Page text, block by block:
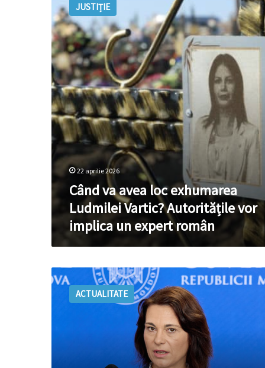
avea
loc
exhumarea
Ludmilei
Vartic?
Autoritățile
vor
implica
un
expert
român
JUSTIȚIE
22 aprilie 2026
Când va avea loc exhumarea
Ludmilei Vartic? Autoritățile vor
implica un expert român
Infracțiunile
grave
ACTUALITATE